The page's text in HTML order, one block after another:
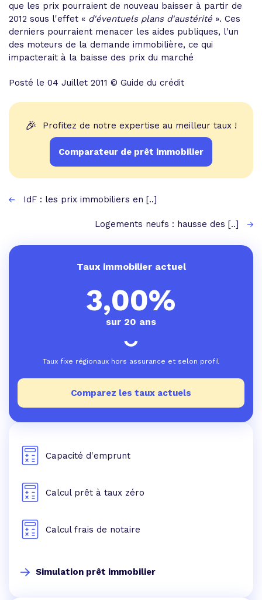
que les prix pourraient de nouveau baisser à partir de
2012 sous l'effet « d'éventuels plans d'austérité ». Ces
derniers pourraient menacer les aides publiques, l'un
des moteurs de la demande immobilière, ce qui
impacterait à la baisse des prix du marché
Posté le 04 Juillet 2011 © Guide du crédit
🎉 Profitez de notre expertise au meilleur taux !
Comparateur de prêt immobilier
IdF : les prix immobiliers en [..]
Logements neufs : hausse des [..]
Taux immobilier actuel
3,00%
sur 20 ans
Taux fixe régionaux hors assurance et selon profil
Comparez les taux actuels
Capacité d'emprunt
Calcul prêt à taux zéro
Calcul frais de notaire
Simulation prêt immobilier